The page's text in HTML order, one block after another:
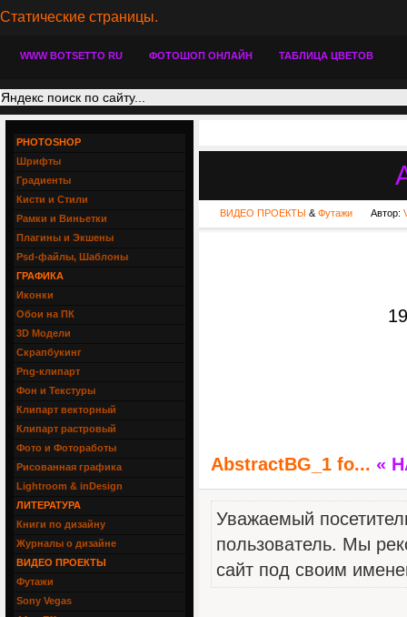
Статические страницы.
WWW BOTSETTO RU ФОТОШОП ОНЛАЙН ТАБЛИЦА ЦВЕТОВ
ВИДЕО ПРОЕКТЫ & Футажи Автор:
AbstractBG_1 fo... «
Уважаемый
пользователь. Мы
сайт под своим
PHOTOSHOP
Шрифты
Градиенты
Кисти и Стили
Рамки и Виньетки
Плагины и Экшены
Psd-файлы, Шаблоны
ГРАФИКА
Иконки
Обои на ПК
3D Модели
Скрапбукинг
Png-клипарт
Фон и Текстуры
Клипарт векторный
Клипарт растровый
Фото и Фотоработы
Рисованная графика
Lightroom & inDesign
ЛИТЕРАТУРА
Книги по дизайну
Журналы о дизайне
ВИДЕО ПРОЕКТЫ
Футажи
Sony Vegas